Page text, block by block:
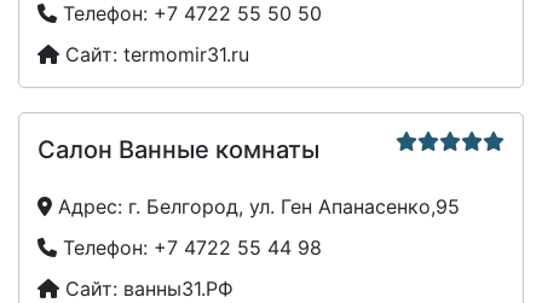
Телефон: +7 4722 55 50 50
Сайт: termomir31.ru
Салон Ванные комнаты
Адрес: г. Белгород, ул. Ген Апанасенко,95
Телефон: +7 4722 55 44 98
Сайт: ванны31.РФ